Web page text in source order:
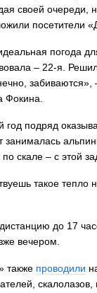
своей очереди,
посетители
погода
– 22-я.
Фокина.
год подряд
занималась
скале – с этой
такое тепло
до 17
вечером.
также проводили